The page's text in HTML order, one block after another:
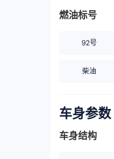
燃油标号
92号
柴油
车身参数
车身结构